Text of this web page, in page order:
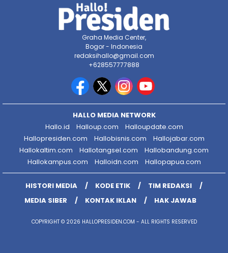
Graha Media Center,
Bogor - Indonesia
redaksihallo@gmail.com
+628557777888
HALLO MEDIA NETWORK
Hallo.id
Halloup.com
Halloupdate.com
Hallopresiden.com
Hallobisnis.com
Hallojabar.com
Hallokaltim.com
Hallotangsel.com
Hallobandung.com
Hallokampus.com
Halloidn.com Hallopapua.com
HISTORI MEDIA KODE ETIK
TIM REDAKSI
MEDIA SIBER
KONTAK IKLAN HAK JAWAB
COPYRIGHT © 2026 HALLOPRESIDEN.COM - ALL RIGHTS RESERVED